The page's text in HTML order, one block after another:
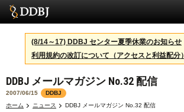
サービス
スパコン
統計
活動
(8/14～17) DDBJ センター夏季休業のお知らせ
利用規約の改訂について（アクセスと利益配分）
DDBJ メールマガジン No.32 配信
2007/06/15
DDBJ
ホーム
ニュース DDBJ メールマガジン No.32 配信